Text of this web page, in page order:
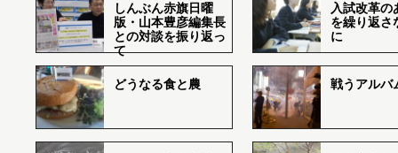
しんぶん赤旗日曜
版・山本豊彦編集長
との対談を振り返っ
て
入試改革の
を繰り返さ
に
どうなる食と農 戦うアルバ